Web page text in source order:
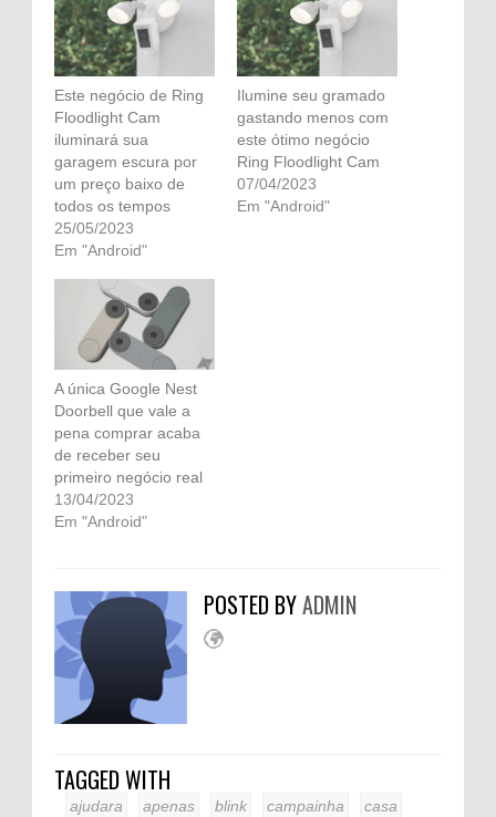
Este negócio de Ring
Floodlight Cam
iluminará sua
garagem escura por
um preço baixo de
todos os tempos
25/05/2023
Em "Android"
Ilumine seu gramado
gastando menos com
este ótimo negócio
Ring Floodlight Cam
07/04/2023
Em "Android"
A única Google Nest
Doorbell que vale a
pena comprar acaba
de receber seu
primeiro negócio real
13/04/2023
Em "Android"
POSTED BYADMIN
TAGGED WITH
ajudara apenas blink campainha
casa